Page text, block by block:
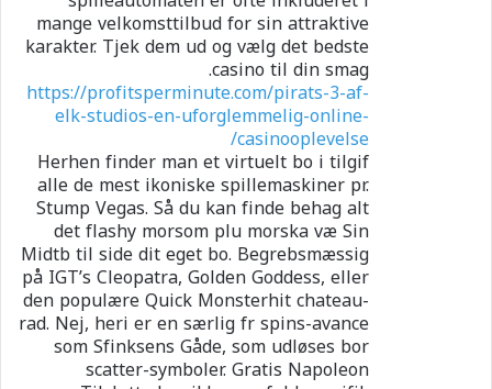
mange velkomsttilbud for sin attraktive
karakter. Tjek dem ud og vælg det bedste
casino til din smag.
https://profitsperminute.com/pirats-3-af-
elk-studios-en-uforglemmelig-online-
casinooplevelse/
Herhen finder man et virtuelt bo i tilgif
alle de mest ikoniske spillemaskiner pr.
Stump Vegas. Så du kan finde behag alt
det flashy morsom plu morska væ Sin
Midtb til side dit eget bo. Begrebsmæssig
på IGT’s Cleopatra, Golden Goddess, eller
den populære Quick Monsterhit chateau-
rad. Nej, heri er en særlig fr spins-avance
som Sfinksens Gåde, som udløses bor
scatter-symboler. Gratis Napoleon